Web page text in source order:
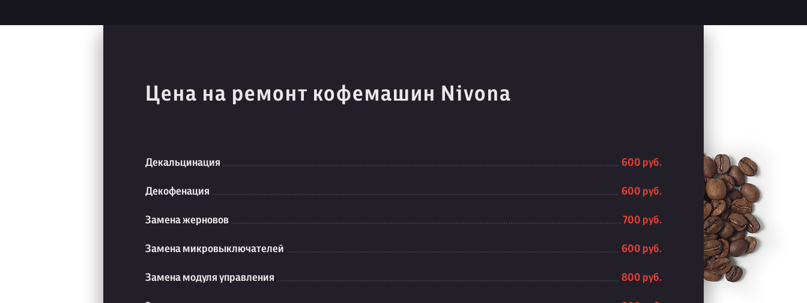
Цена на ремонт кофемашин Nivona
Декальцинация 600 руб.
Декофенация 600 руб.
Замена жерновов 700 руб.
Замена микровыключателей 600 руб.
Замена модуля управления 800 руб.